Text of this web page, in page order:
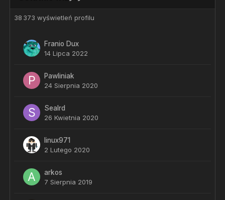
38 373 wyświetleń profilu
Franio Dux
14 Lipca 2022
Pawliniak
24 Sierpnia 2020
Sealrd
26 Kwietnia 2020
linux971
2 Lutego 2020
arkos
7 Sierpnia 2019